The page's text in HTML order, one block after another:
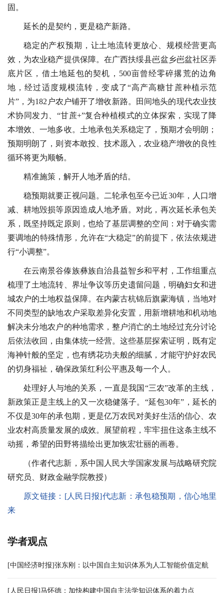
固。
延长的是契约，更是稳产新路。
稳定的产权预期，让土地流转更放心、规模经营更高
效，为农业稳产提供保障。在广西扶绥县岜盆乡岜盆社区弄
底片区，借土地延包的契机，500亩曾经零碎撂荒的边角
地，经过适度规模流转，变成了“高产高糖甘蔗种植示范
片”，为182户农户铺开了增收新路。田间地头的现代农业技
术协同发力、“甘蔗+”复合种植模式的立体探索，实现了降
本增效、一地多收。土地承包关系稳定了，预期才会明朗；
预期明朗了，则资本敢投、技术愿入，农业稳产增收的良性
循环将更为顺畅。
精准施策，解开人地矛盾的结。
稳预期就要正视问题。二轮承包至今已近30年，人口增
减、耕地毁损等原因造成人地矛盾。对此，再次延长承包关
系，既坚持既定原则，也给了基层调整的空间：对于确实需
要调地的特殊情形，允许在“大稳定”的前提下，依法依规进
行“小调整”。
在云南景谷傣族彝族自治县益智乡和平村，工作组重点
梳理了土地流转、界址争议等历史遗留问题，明确妇女和进
城农户的土地权益保障。在内蒙古杭锦后旗蒙海镇，当地对
不同类型的缺地农户采取差异化安置，用新增耕地和机动地
解决未分地农户的种地需求，整户消亡的土地经过充分讨论
后依法收回，由集体统一经营。这些基层探索证明，既有定
海神针般的坚定，也有绣花功夫般的细腻，才能守护好农民
的切身福祉，确保政策红利公平惠及每一个人。
处理好人与地的关系，一直是我国“三农”改革的主线，
新政策正是主线上的又一次稳健落子。“延包30年”，延长的
不仅是30年的承包期，更是亿万农民对美好生活的信心、农
业农村高质量发展的成效。展望前程，牢牢扭住这条主线不
动摇，希望的田野将描绘出更加恢宏壮丽的画卷。
（作者代志新，系中国人民大学国家发展与战略研究院
研究员、财政金融学院教授）
原文链接： [人民日报]代志新： 承包稳预期，信心地里
来
学者观点
[中国经济时报]张东刚：以中国自主知识体系为人工智能价值定航
[人民日报]马怀德：加快构建中国自主法学知识体系的着力点